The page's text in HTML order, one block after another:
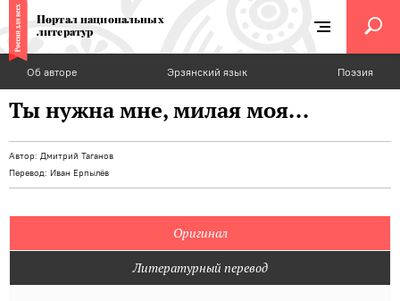
Портал национальных
литератур
Об авторе Эрзянский язык Поэзия
Ты нужна мне, милая моя...
Автор: Дмитрий Таганов
Перевод: Иван Ерпылёв
Оригинал
Литературный перевод